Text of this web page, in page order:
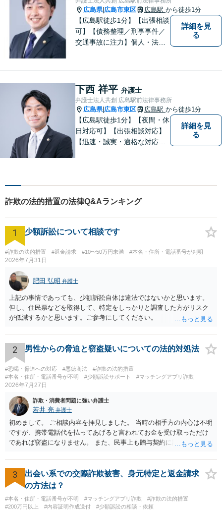
に寄り添い、丁寧にお応えし
ます。
広島県| 広島市東区 広島駅 から徒歩1分
【広島駅徒歩1分】【出張相談
可】【債務整理／刑事事件／
交通事故に注力】個人・法人
の「平和」が実現できるよ
う、依頼者一人ひとりに寄り
添い、解決へ導きます。
詳細を見
る
下西 祥平 弁護士
弁護士法人共創 広島駅前法律事務所
広島県| 広島市東区 広島駅 から徒歩1分
【広島駅徒歩1分】【夜間・休
日対応可】【出張相談対応】
【迅速・誠実・適格な対応】
重視しています。また、弊事
務所は迅速な対応・回答を最
優先にしています。
詳細を見
る
詐欺の法的措置の法律Q&Aランキング
1 少額訴訟について相談です
#詐欺の法的措置 #返金請求 #10〜50万円未満 #本名・住所・電話番号が判明
2026年7月31日
肥田 弘昭 弁護士
上記の事情であっても、少額訴訟自体は違法ではないかと思います。
但し、住民票などを取得して、特定をしっかりと調査した方がリスク
が低減するかと思います。ご参考にしてください。
2 男性からの脅迫と窃盗疑いについての法的対処法
#恐喝・脅迫への対応 #悪徳商法
#詐欺の法的措置
#本名・住所・電話番号が不明
#少額訴訟サポート #マッチングアプリ詐欺
2026年7月27日
詐欺・消費者問題に強い弁護士
若井 亮 弁護士
初めまして。 ご相談内容を拝見しました。 当時の相手方の内心は不明
ですが、携帯電話代を払ってあげると言われてお金を受け取っただけ
であれば窃盗になりません。 また、民事上も贈与契約に該当すると思
ず、可能であればブロックをするようにしてください。 ご不安であれ
ば、最寄りの警察署に相談をしても良いかもしれません。 以上、ご参
考になれば幸いです。
3
出会い系での交際詐欺被害、身元特定と返金請求
の方法は？
#本名・住所・電話番号が不明 #マッチングアプリ詐欺
#詐欺の法的措置
#200万円以上
#内容証明作成送付 #少額訴訟の相談・依頼